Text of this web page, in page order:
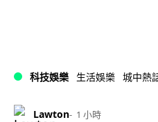
科技娛樂 生活娛樂 城中熱
Lawton 1 小時